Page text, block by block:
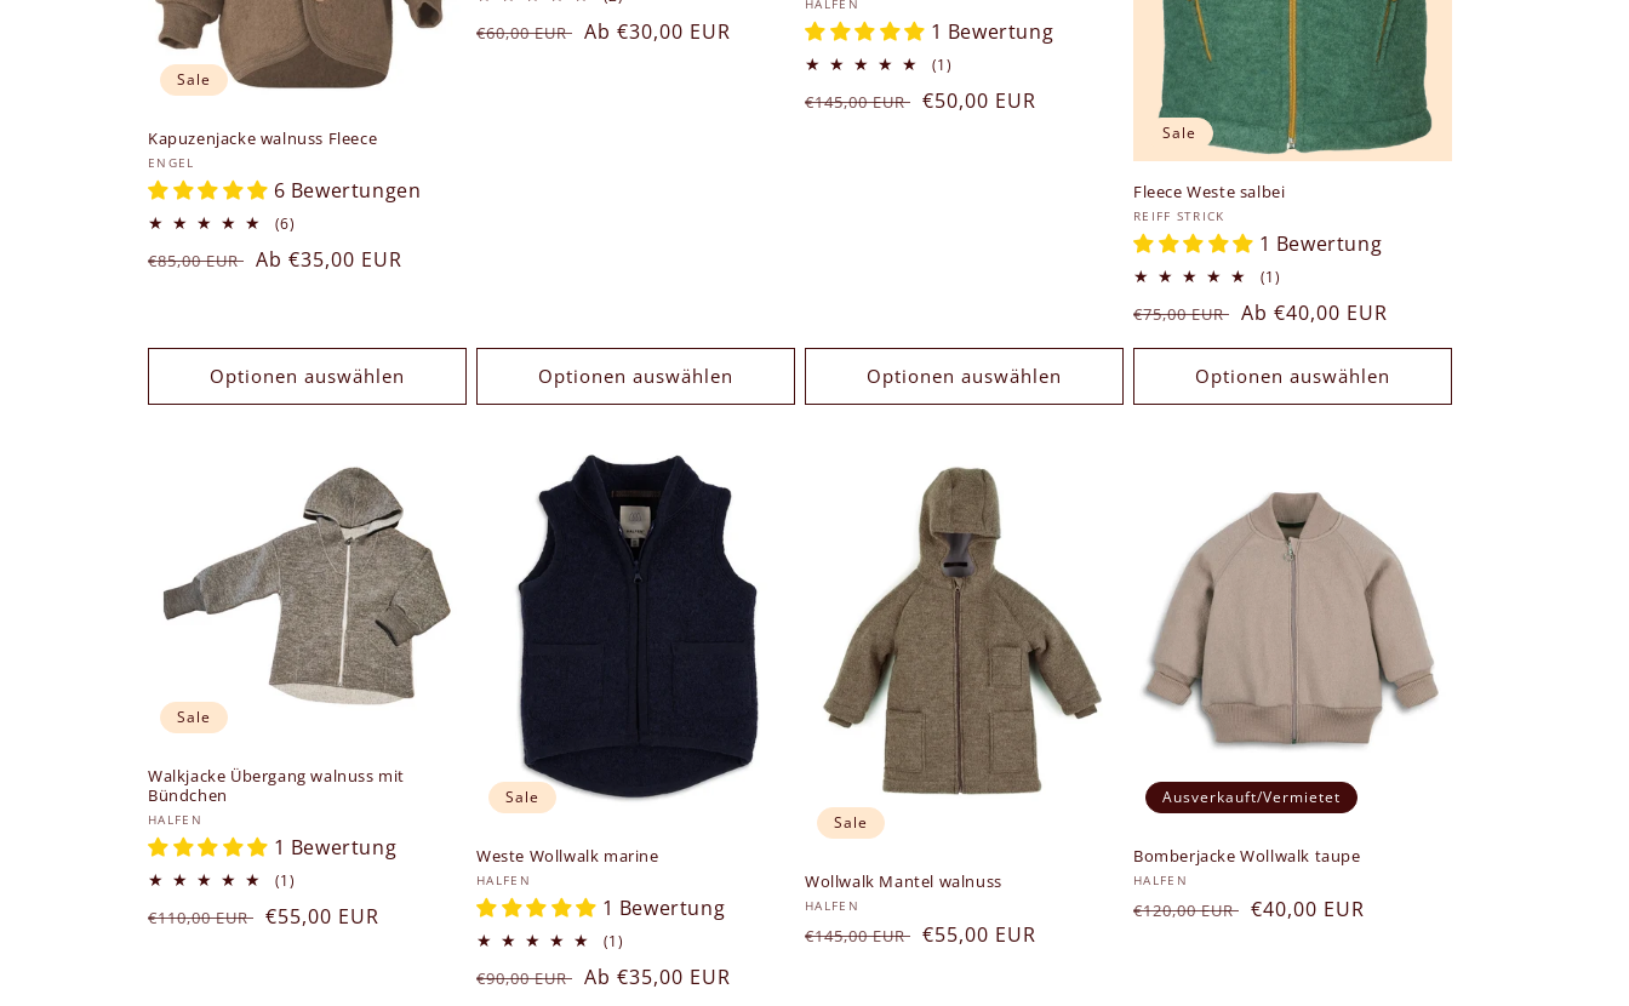
:
Sale
Kapuzenjacke walnuss Fleece
Anbieter:
ENGEL
6 Bewertungen
(6)
insgesamt
Normaler
€85,00 EUR Verkaufspreis
Ab €35,00 EUR
Optionen auswählen
insgesamt
Normaler
€60,00 EUR Verkaufspreis
Ab €30,00 EUR
Optionen auswählen
Anbieter:
1 Bewertung
(1)
insgesamt
Normaler
€145,00 EUR Verkaufspreis
€50,00 EUR
Optionen auswählen
Sale
Fleece Weste salbei
Anbieter:
REIFF STRICK
1 Bewertung
(1)
insgesamt
Normaler
Preis
€75,00 EUR Verkaufspreis
Ab €40,00 EUR
Optionen auswählen
Sale
Walkjacke Übergang walnuss mit
Bündchen
Anbieter:
HALFEN
1 Bewertung
(1)
insgesamt
Normaler
€110,00 EUR Verkaufspreis
€55,00 EUR
Sale
Weste Wollwalk marine
Anbieter:
HALFEN
1 Bewertung
(1)
insgesamt
Normaler
€90,00 EUR Verkaufspreis
Ab €35,00 EUR
Sale
Wollwalk Mantel walnuss
Anbieter:
HALFEN
Normaler
€145,00 EUR Verkaufspreis
€55,00 EUR
Ausverkauft/Vermietet
Bomberjacke Wollwalk taupe
Anbieter:
HALFEN
Normaler
€120,00 EUR Verkaufspreis
€40,00 EUR